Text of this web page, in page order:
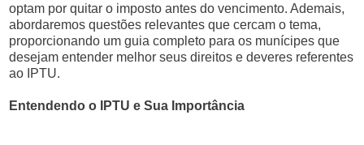
optam por quitar o imposto antes do vencimento. Ademais,
abordaremos questões relevantes que cercam o tema,
proporcionando um guia completo para os munícipes que
desejam entender melhor seus direitos e deveres referentes
ao IPTU.
Entendendo o IPTU e Sua Importância